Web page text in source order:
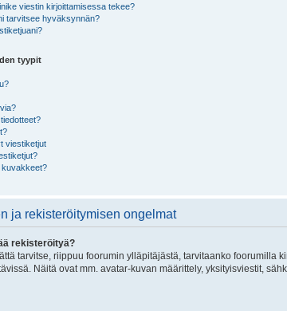
viestin kirjoittamisessa tekee?
tarvitsee hyväksynnän?
tyypit
viestiketjut
kuvakkeet?
ja rekisteröitymisen ongelmat
rekisteröityä?
tarvitse, riippuu foorumin ylläpitäjästä, tarvitaanko foorumilla
Näitä ovat mm. avatar-kuvan määrittely, yksityisviestit,